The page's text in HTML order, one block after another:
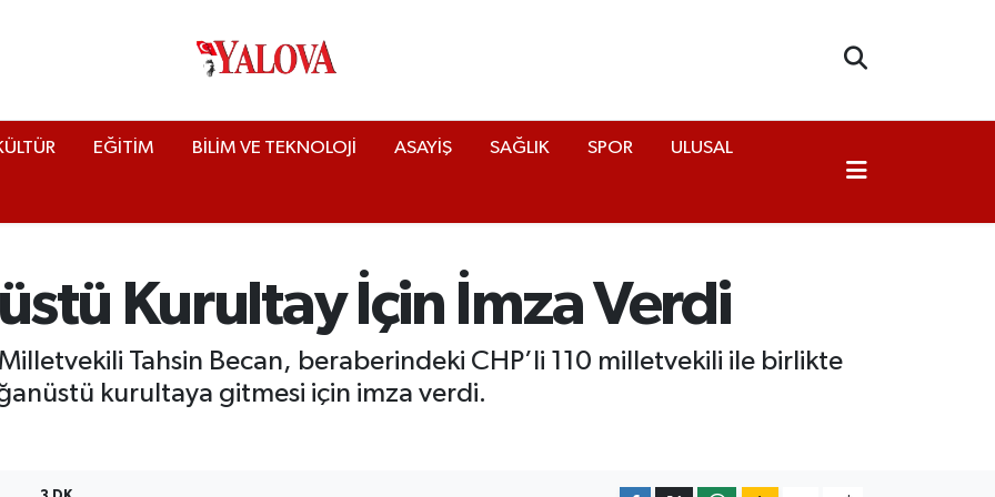
EĞİTİM BİLİM VE TEKNOLOJİ ASAYİŞ SAĞLIK SPOR ULUSAL
Kurultay İçin İmza Verdi
Tahsin Becan, beraberindeki CHP’li 110 milletvekili ile birlikte
kurultaya gitmesi için imza verdi.